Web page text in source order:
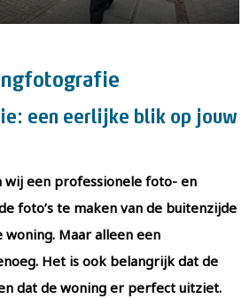
een eerlijke blik op jouw
een professionele foto- en
foto’s te maken van de buitenzijde
Maar alleen een
Het is ook belangrijk dat de
dat de woning er perfect uitziet.